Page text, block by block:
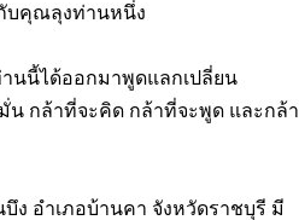
กับคุณลุงท่านหนึ่ง
นนี้ได้ออกมาพูดแลกเปลี่ยน
น กล้าที่จะคิด กล้าที่จะพูด และกล้า
ง อำเภอบ้านคา จังหวัดราชบุรี มี